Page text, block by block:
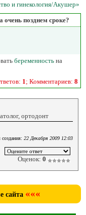
и гинекология/Акушер»
очень позднем сроке?
беременность на
1 ; Комментариев: 8
ортодонт
22 Декабря 2009 12:03
Оценок: 0
сайта «««